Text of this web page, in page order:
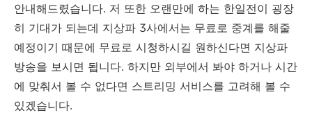
안내해드렸습니다. 저 또한 오랜만에 하는 한일전이 굉장
히 기대가 되는데 지상파 3사에서는 무료로 중계를 해줄
예정이기 때문에 무료로 시청하시길 원하신다면 지상파
방송을 보시면 됩니다. 하지만 외부에서 봐야 하거나 시간
에 맞춰서 볼 수 없다면 스트리밍 서비스를 고려해 볼 수
있겠습니다.